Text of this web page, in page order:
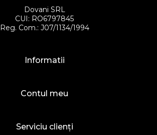
Dovani SRL
CUI: RO6797845
Reg. Com.: J07/1134/1994
Informatii
Contul meu
Serviciu clienți